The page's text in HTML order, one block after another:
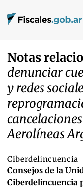
Notas
denunciar
y redes
Aerolíneas
Ciberdelincuencia
Consejos de la
Ciberdelincuencia